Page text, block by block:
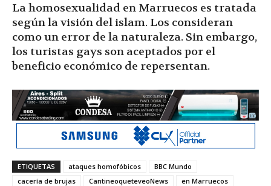
La homosexualidad en Marruecos es tratada
según la visión del islam. Los consideran
como un error de la naturaleza. Sin embargo,
los turistas gays son aceptados por el
beneficio económico de repersentan.
ETIQUETAS ataques homofóbicos
BBC Mundo
cacería de brujas
CantineoqueteveoNews en Marruecos